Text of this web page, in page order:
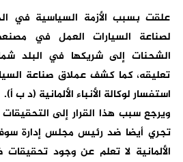
علقت بسبب الأزمة السياسية في
لصناعة السيارات العمل في
الشحنات إلى شريكها في البلد
تعليقه، كما كشف عملاق صناعة
استفسار لوكالة الأنباء الألمانية (د ب أ).
ويرجع سبب هذا القرار إلى
تجري أيضا ضد رئيس مجلس إدارة
الألمانية لا تعلم عن وجود